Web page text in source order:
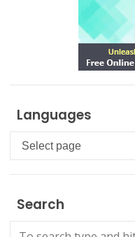
Languages
Languages
Search